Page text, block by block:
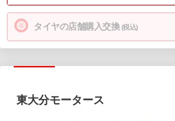
タイヤの店舗購入交換(税込)
東大分モータース